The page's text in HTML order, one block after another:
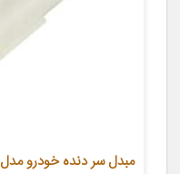
مبدل سر دنده خودرو مدل PT1 بسته سه عددی